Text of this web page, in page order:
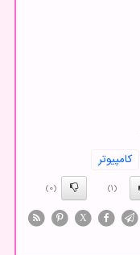
كامپیوتر
(1)
(0)
X